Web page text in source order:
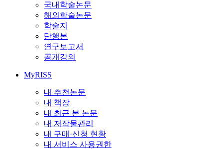
국내학술논문
해외학술논문
학술지
단행본
연구보고서
공개강의
MyRISS
내 추천논문
내 책장
내 최근 본 논문
내 저작물관리
내 구매·신청 현황
내 서비스 사용권한